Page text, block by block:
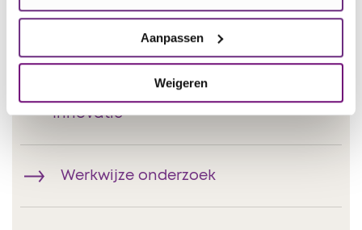
Aanpassen
Weigeren
Adviesraad voor Wetenschap en
Innovatie
Werkwijze onderzoek